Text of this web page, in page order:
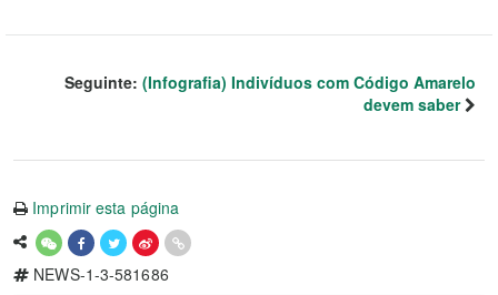
Seguinte: (Infografia) Indivíduos com Código Amarelo
devem saber
Imprimir esta página
NEWS-1-3-581686